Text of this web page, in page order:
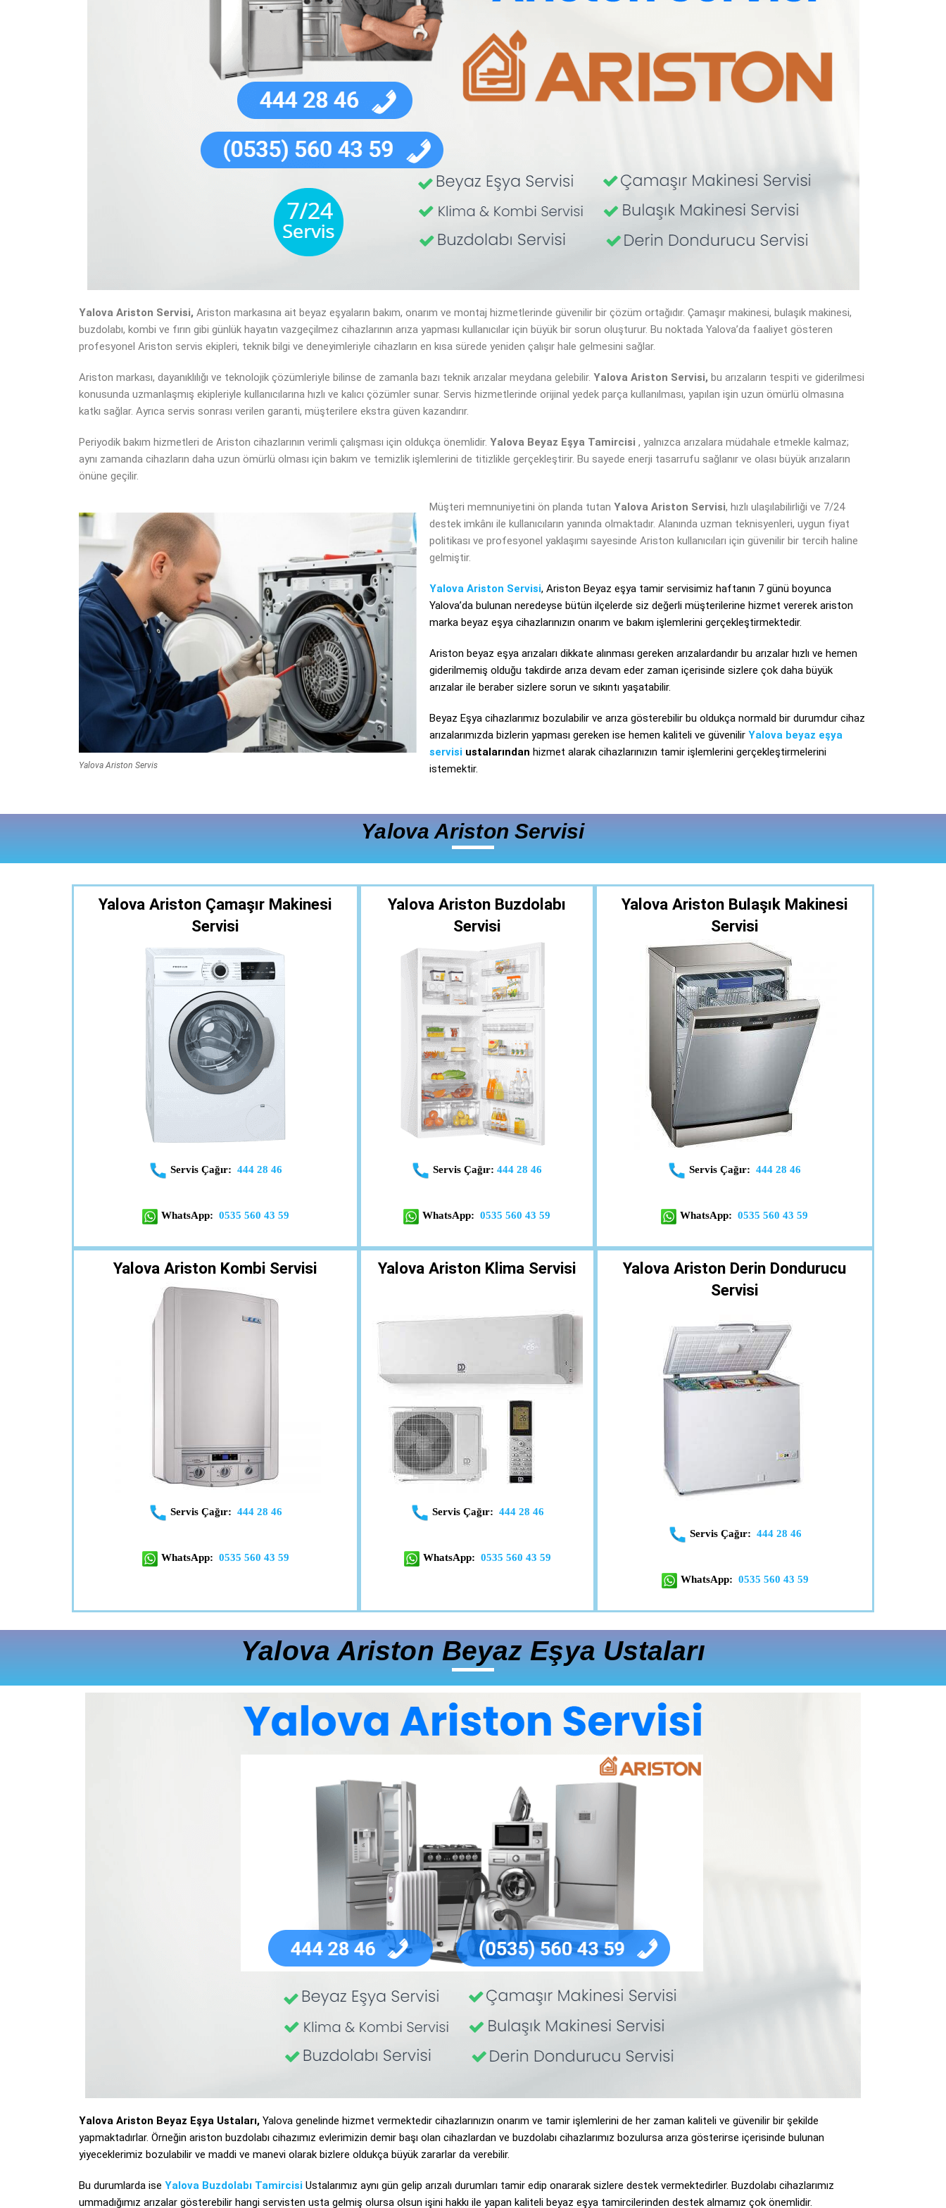
Yalova Ariston Servisi, Ariston markasına ait beyaz eşyaların bakım, onarım ve montaj hizmetlerinde güvenilir bir çözüm ortağıdır. Çamaşır makinesi, bulaşık makinesi,
buzdolabı, kombi ve fırın gibi günlük hayatın vazgeçilmez cihazlarının arıza yapması kullanıcılar için büyük bir sorun oluşturur. Bu noktada Yalova’da faaliyet gösteren
profesyonel Ariston servis ekipleri, teknik bilgi ve deneyimleriyle cihazların en kısa sürede yeniden çalışır hale gelmesini sağlar.
Ariston markası, dayanıklılığı ve teknolojik çözümleriyle bilinse de zamanla bazı teknik arızalar meydana gelebilir. Yalova Ariston Servisi, bu arızaların tespiti ve giderilmesi
konusunda uzmanlaşmış ekipleriyle kullanıcılarına hızlı ve kalıcı çözümler sunar. Servis hizmetlerinde orijinal yedek parça kullanılması, yapılan işin uzun ömürlü olmasına
katkı sağlar. Ayrıca servis sonrası verilen garanti, müşterilere ekstra güven kazandırır.
Periyodik bakım hizmetleri de Ariston cihazlarının verimli çalışması için oldukça önemlidir. Yalova Beyaz Eşya Tamircisi , yalnızca arızalara müdahale etmekle kalmaz;
aynı zamanda cihazların daha uzun ömürlü olması için bakım ve temizlik işlemlerini de titizlikle gerçekleştirir. Bu sayede enerji tasarrufu sağlanır ve olası büyük arızaların
önüne geçilir.
Yalova Ariston Servis
Müşteri memnuniyetini ön planda tutanYalova Ariston Servisi, hızlı ulaşılabilirliği ve 7/24
destek imkânı ile kullanıcıların yanında olmaktadır. Alanında uzman teknisyenleri, uygun fiyat
politikası ve profesyonel yaklaşımı sayesinde Ariston kullanıcıları için güvenilir bir tercih haline
gelmiştir.
Yalova Ariston Servisi, Ariston Beyaz eşya tamir servisimiz haftanın 7 günü boyunca
Yalova’da bulunan neredeyse bütün ilçelerde siz değerli müşterilerine hizmet vererek ariston
marka beyaz eşya cihazlarınızın onarım ve bakım işlemlerini gerçekleştirmektedir.
Ariston beyaz eşya arızaları dikkate alınması gereken arızalardandır bu arızalar hızlı ve hemen
giderilmemiş olduğu takdirde arıza devam eder zaman içerisinde sizlere çok daha büyük
arızalar ile beraber sizlere sorun ve sıkıntı yaşatabilir.
Beyaz Eşya cihazlarımız bozulabilir ve arıza gösterebilir bu oldukça normald bir durumdur cihaz
arızalarımızda bizlerin yapması gereken ise hemen kaliteli ve güvenilirYalova beyaz eşya
servisi ustalarından hizmet alarak cihazlarınızın tamir işlemlerini gerçekleştirmelerini
istemektir.
Yalova Ariston Servisi
Yalova Ariston Çamaşır Makinesi
Servisi
Servis Çağır: 444 28 46
WhatsApp: 0535 560 43 59
Yalova Ariston Buzdolabı
Servisi
Servis Çağır:444 28 46
WhatsApp: 0535 560 43 59
Yalova Ariston Bulaşık Makinesi
Servisi
Servis Çağır: 444 28 46
WhatsApp: 0535 560 43 59
Yalova Ariston Kombi Servisi
Servis Çağır: 444 28 46
WhatsApp: 0535 560 43 59
Yalova Ariston Klima Servisi
Servis Çağır: 444 28 46
WhatsApp: 0535 560 43 59
Yalova Ariston Derin Dondurucu
Servisi
Servis Çağır: 444 28 46
WhatsApp: 0535 560 43 59
Yalova Ariston Beyaz Eşya Ustaları
Yalova Ariston Beyaz Eşya Ustaları, Yalova genelinde hizmet vermektedir cihazlarınızın onarım ve tamir işlemlerini de her zaman kaliteli ve güvenilir bir şekilde
yapmaktadırlar. Örneğin ariston buzdolabı cihazımız evlerimizin demir başı olan cihazlardan ve buzdolabı cihazlarımız bozulursa arıza gösterirse içerisinde bulunan
yiyeceklerimiz bozulabilir ve maddi ve manevi olarak bizlere oldukça büyük zararlar da verebilir.
Bu durumlarda ise Yalova Buzdolabı Tamircisi Ustalarımız aynı gün gelip arızalı durumları tamir edip onararak sizlere destek vermektedirler. Buzdolabı cihazlarımız
ummadığımız arızalar gösterebilir hangi servisten usta gelmiş olursa olsun işini hakkı ile yapan kaliteli beyaz eşya tamircilerinden destek almamız çok önemlidir.